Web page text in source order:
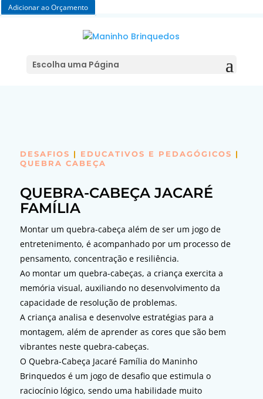
Escolha uma Página
Adicionar ao Orçamento
DESAFIOS | EDUCATIVOS E PEDAGÓGICOS |
QUEBRA CABEÇA
QUEBRA-CABEÇA JACARÉ
FAMÍLIA
Montar um quebra-cabeça além de ser um jogo de
entretenimento, é acompanhado por um processo de
pensamento, concentração e resiliência.
Ao montar um quebra-cabeças, a criança exercita a
memória visual, auxiliando no desenvolvimento da
capacidade de resolução de problemas.
A criança analisa e desenvolve estratégias para a
montagem, além de aprender as cores que são bem
vibrantes neste quebra-cabeças.
O Quebra-Cabeça Jacaré Família do Maninho
Brinquedos é um jogo de desafio que estimula o
raciocínio lógico, sendo uma habilidade muito